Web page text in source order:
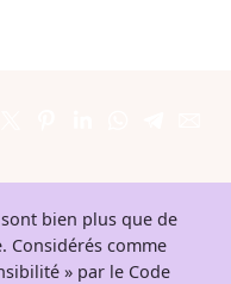
bien plus que de
Considérés comme
» par le Code